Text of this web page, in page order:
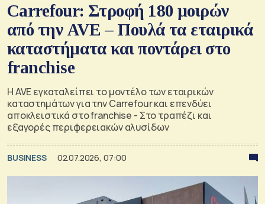
Carrefour: Στροφή 180 μοιρών
από την AVE – Πουλά τα εταιρικά
καταστήματα και ποντάρει στο
franchise
Η AVE εγκαταλείπει το μοντέλο των εταιρικών
καταστημάτων για την Carrefour και επενδύει
αποκλειστικά στο franchise - Στο τραπέζι και
εξαγορές περιφερειακών αλυσίδων
BUSINESS 02.07.2026, 07:00